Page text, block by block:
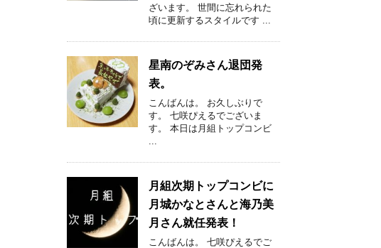
ざいます。 世間に忘れられた
頃に更新するスタイルです ...
星南のぞみさん退団発
表。
こんばんは。 お久しぶりで
す。 七咲ぴえるでございま
す。 本日は月組トップコンビ
...
月組次期トップコンビに
月城かなとさんと海乃美
月さん就任発表！
こんばんは。 七咲ぴえるでご